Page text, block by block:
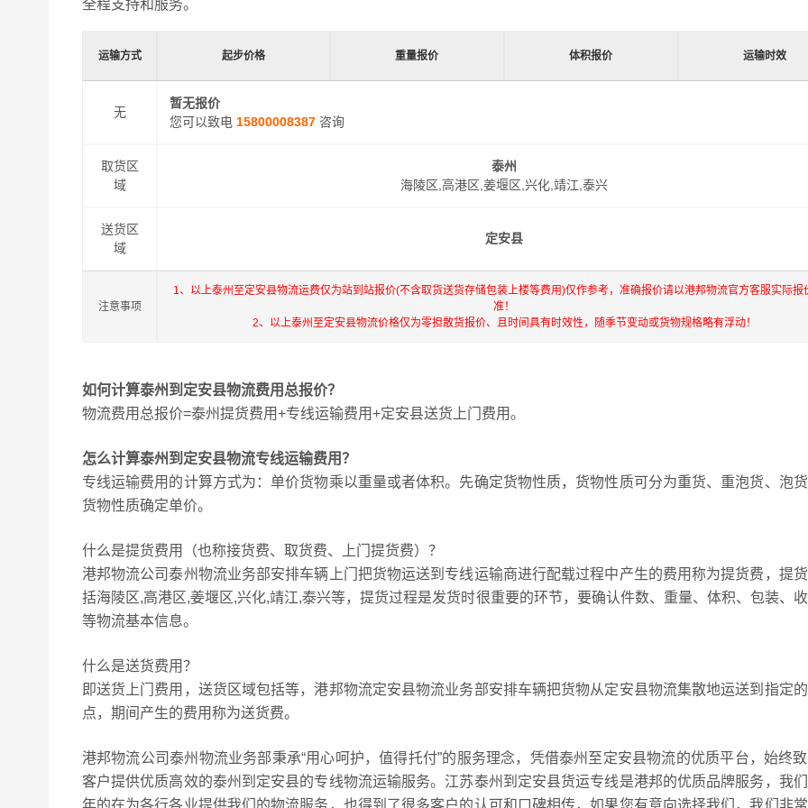
全程支持和服务。
运输方式 起步价格 重量报价 体积报价 运输时效
无
暂无报价
您可以致电 15800008387咨询
取货区
域
泰州
海陵区,高港区,姜堰区,兴化,靖江,泰兴
送货区
域
定安县
注意事项
1、以上泰州至定安县物流运费仅为站到站报价(不含取货送货存储包装上楼等费用)仅作参考，准确报价请以港邦物流官方客服实际报
准！
2、以上泰州至定安县物流价格仅为零担散货报价、且时间具有时效性，随季节变动或货物规格略有浮动！
如何计算泰州到定安县物流费用总报价？
物流费用总报价=泰州提货费用+专线运输费用+定安县送货上门费用。
怎么计算泰州到定安县物流专线运输费用？
专线运输费用的计算方式为：单价货物乘以重量或者体积。先确定货物性质，货物性质可分为重货、重泡货、泡
货物性质确定单价。
什么是提货费用（也称接货费、取货费、上门提货费）？
港邦物流公司泰州物流业务部安排车辆上门把货物运送到专线运输商进行配载过程中产生的费用称为提货费，提
括海陵区,高港区,姜堰区,兴化,靖江,泰兴等，提货过程是发货时很重要的环节，要确认件数、重量、体积、包装、
等物流基本信息。
什么是送货费用？
即送货上门费用，送货区域包括等，港邦物流定安县物流业务部安排车辆把货物从定安县物流集散地运送到指定
点，期间产生的费用称为送货费。
港邦物流公司泰州物流业务部秉承“用心呵护，值得托付”的服务理念，凭借泰州至定安县物流的优质平台，始终
客户提供优质高效的泰州到定安县的专线物流运输服务。江苏泰州到定安县货运专线是港邦的优质品牌服务，我
年的在为各行各业提供我们的物流服务，也得到了很多客户的认可和口碑相传，如果您有意向选择我们，我们非